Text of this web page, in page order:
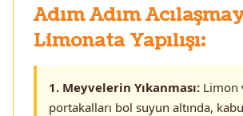
Adım Adım
Limonata Yapılışı:
1. Meyvelerin Yıkanması: Limon
portakalları bol suyun altında,